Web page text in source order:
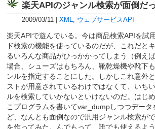
楽天APIのジャンル検索が面倒だ
2009/03/11 XML, ウェブサービスAPI
楽天APIで遊んでいる。今は商品検索APIを試
ド検索の機能を使っているのだが、これだと
るいろんな商品がひっかかってしまう（例え
場合、シューズはもちろん、靴乾燥機や靴下
ンルを指定することにした。しかしこれ意外
ストが用意されているわけではなくて、いち
ルを検索していかないといけないのだ。はじ
こプログラムを書いてvar_dumpしつつデー
ど、なんとも面倒なので汎用ジャンル検索が
を作ってみた。んでもって、誰でも使えるよ